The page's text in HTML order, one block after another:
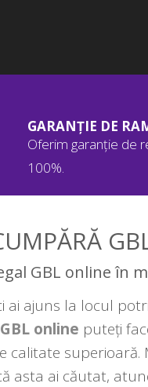
GARANȚIE DE
Oferim garanție de
100%.
GBL online în
ajuns la locul
online puteți
calitate
asta ai căutat,